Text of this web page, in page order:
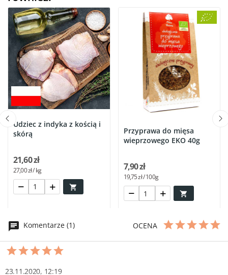
Udziec z indyka z kością i
skórą

21,60 zł
27,00 zł / kg
Przyprawa do mięsa
wieprzowego EKO 40g

7,90 zł
19,75 zł / 100g
Komentarze (1) OCENA
23.11.2020, 12:19